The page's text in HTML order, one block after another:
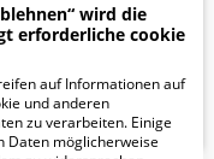
wird die
erforderliche cookie
auf Informationen auf
und anderen
zu verarbeiten. Einige
Daten möglicherweise